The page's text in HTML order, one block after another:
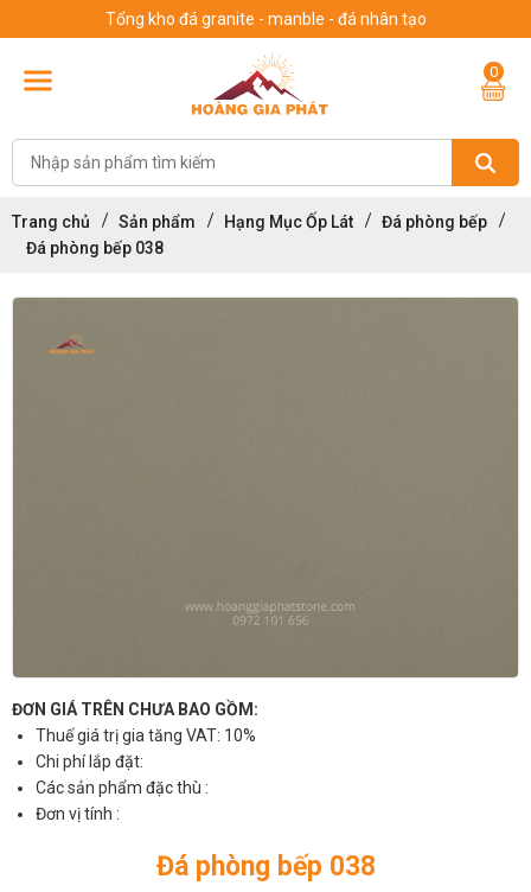
Tổng kho đá granite - manble - đá nhân tạo
0
Trang chủ Sản phẩm Hạng Mục Ốp Lát
Đá phòng bếp
Đá phòng bếp 038
ĐƠN GIÁ TRÊN CHƯA BAO GỒM:
Thuế giá trị gia tăng VAT: 10%
Chi phí lắp đặt:
Các sản phẩm đặc thù :
Đơn vị tính :
Đá phòng bếp 038